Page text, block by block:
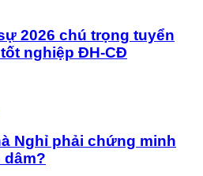
2026 chú trọng tuyển
nghiệp ĐH-CĐ
Nghỉ phải chứng minh
dâm?